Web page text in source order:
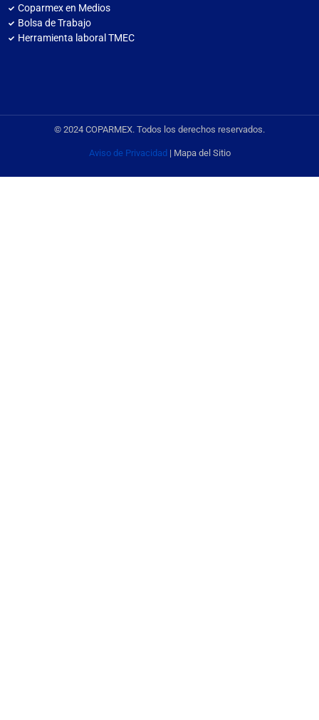
Coparmex en Medios
Bolsa de Trabajo
Herramienta laboral TMEC
© 2024 COPARMEX. Todos los derechos reservados.
Aviso de Privacidad | Mapa del Sitio